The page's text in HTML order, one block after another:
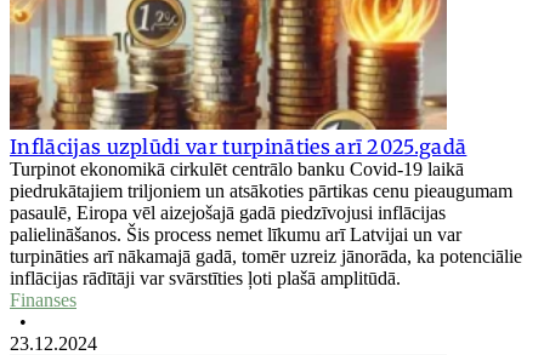
Inflācijas uzplūdi var turpināties arī 2025.gadā
Turpinot ekonomikā cirkulēt centrālo banku Covid-19 laikā
piedrukātajiem triljoniem un atsākoties pārtikas cenu pieaugumam
pasaulē, Eiropa vēl aizejošajā gadā piedzīvojusi inflācijas
palielināšanos. Šis process nemet līkumu arī Latvijai un var
turpināties arī nākamajā gadā, tomēr uzreiz jānorāda, ka potenciālie
inflācijas rādītāji var svārstīties ļoti plašā amplitūdā.
Finanses
•
23.12.2024